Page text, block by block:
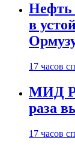
Нефть
в
17 часов
МИД
раза
17 часов